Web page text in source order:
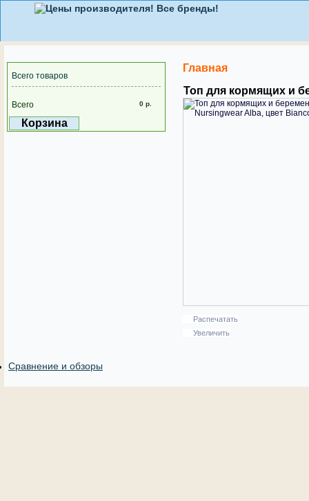
Всего товаров
Всего 0 р.
Корзина
Главная
Топ для кормящих и
Распечатать
Увеличить
Сравнение и обзоры